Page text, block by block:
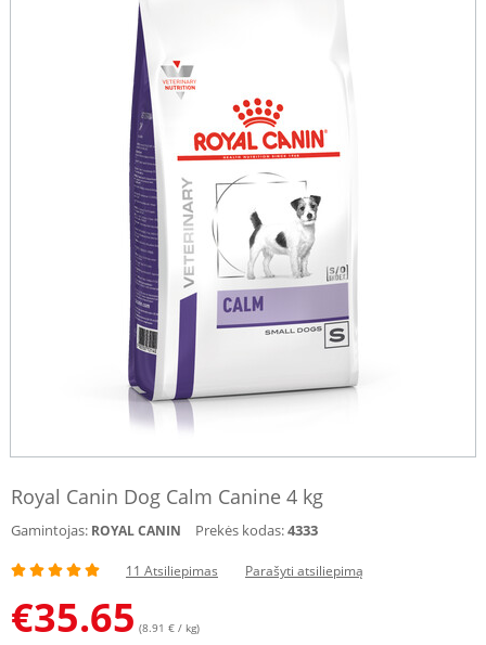
Royal Canin Dog Calm Canine 4 kg
Gamintojas: ROYAL CANIN Prekės kodas:4333
11 Atsiliepimas Parašyti atsiliepimą
€35.65 (8.91 € / kg)